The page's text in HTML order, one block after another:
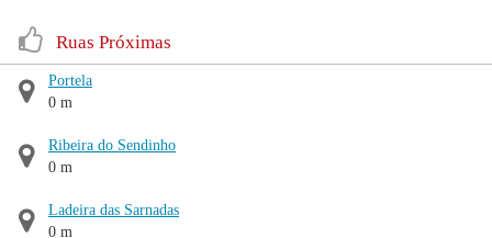
Ruas Próximas
Portela
0 m
Ribeira do Sendinho
0 m
Ladeira das Sarnadas
0 m